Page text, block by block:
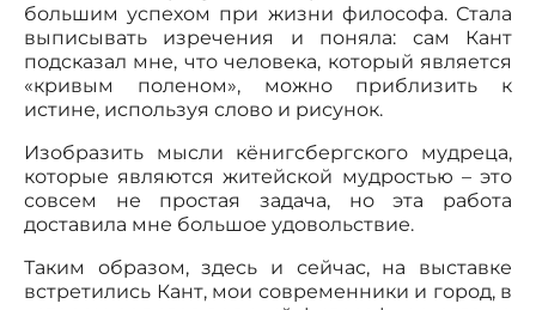
большим успехом при жизни философа. Стала
выписывать изречения и поняла: сам Кант
подсказал мне, что человека, который является
«кривым поленом», можно приблизить к
истине, используя слово и рисунок.
Изобразить мысли кёнигсбергского мудреца,
которые являются житейской мудростью – это
совсем не простая задача, но эта работа
доставила мне большое удовольствие.
Таким образом, здесь и сейчас, на выставке
встретились Кант, мои современники и город, в